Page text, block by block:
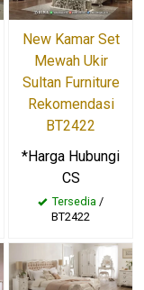
New Kamar Set
Mewah Ukir
Sultan Furniture
Rekomendasi
BT2422
*Harga Hubungi
CS
Tersedia /
BT2422